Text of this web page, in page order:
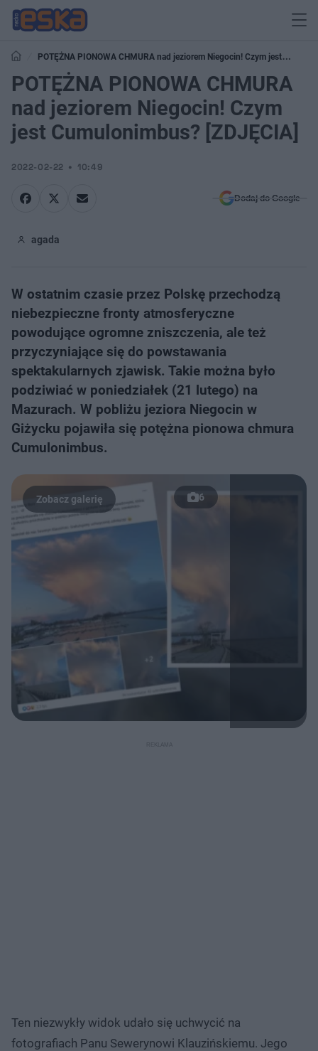
POTĘŻNA PIONOWA CHMURA nad jeziorem Niegocin! Czym jest
Cumulonimbus? [ZDJĘCIA]
POTĘŻNA PIONOWA CHMURA
nad jeziorem Niegocin! Czym
jest Cumulonimbus? [ZDJĘCIA]
2022-02-22 10:49
Dodaj do Google
agada
W ostatnim czasie przez Polskę przechodzą
niebezpieczne fronty atmosferyczne
powodujące ogromne zniszczenia, ale też
przyczyniające się do powstawania
spektakularnych zjawisk. Takie można było
podziwiać w poniedziałek (21 lutego) na
Mazurach. W pobliżu jeziora Niegocin w
Giżycku pojawiła się potężna pionowa chmura
Cumulonimbus.
6
Ten niezwykły widok udało się uchwycić na
fotografiach Panu Sewerynowi Klauzińskiemu. Jego